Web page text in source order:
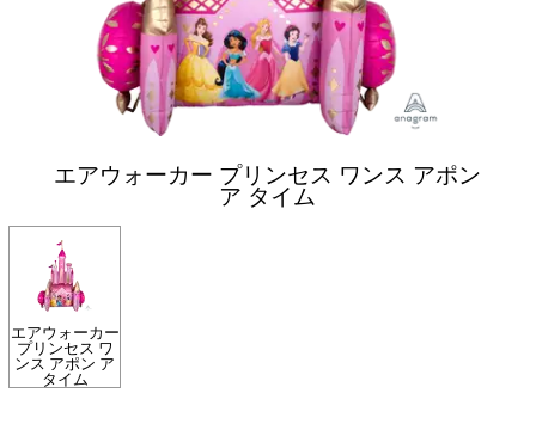
エアウォーカー プリンセス ワンス アポン
ア タイム
エアウォーカー
プリンセス ワ
ンス アポン ア
タイム